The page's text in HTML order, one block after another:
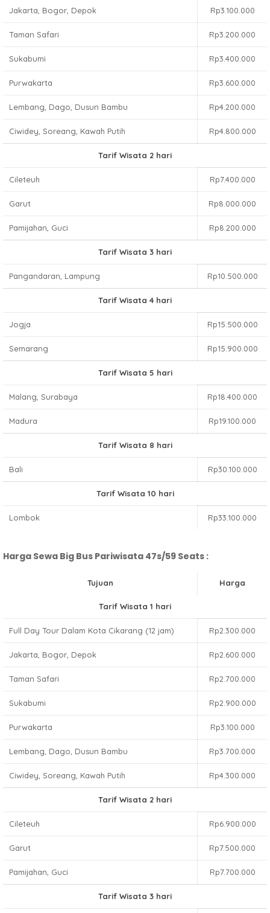
Jakarta, Bogor, Depok Rp3.100.000
Taman Safari Rp3.200.000
Sukabumi Rp3.400.000
Purwakarta Rp3.600.000
Lembang, Dago, Dusun Bambu Rp4.200.000
Ciwidey, Soreang, Kawah Putih Rp4.800.000
Tarif Wisata 2 hari
Cileteuh Rp7.400.000
Garut Rp8.000.000
Pamijahan, Guci Rp8.200.000
Tarif Wisata 3 hari
Pangandaran, Lampung Rp10.500.000
Tarif Wisata 4 hari
Jogja Rp15.500.000
Semarang Rp15.900.000
Tarif Wisata 5 hari
Malang, Surabaya Rp18.400.000
Madura Rp19.100.000
Tarif Wisata 8 hari
Bali Rp30.100.000
Tarif Wisata 10 hari
Lombok Rp33.100.000
Harga Sewa Big Bus Pariwisata 47s/59 Seats :
Tujuan Harga
Tarif Wisata 1 hari
Full Day Tour Dalam Kota Cikarang (12 jam) Rp2.300.000
Jakarta, Bogor, Depok Rp2.600.000
Taman Safari Rp2.700.000
Sukabumi Rp2.900.000
Purwakarta Rp3.100.000
Lembang, Dago, Dusun Bambu Rp3.700.000
Ciwidey, Soreang, Kawah Putih Rp4.300.000
Tarif Wisata 2 hari
Cileteuh Rp6.900.000
Garut Rp7.500.000
Pamijahan, Guci Rp7.700.000
Tarif Wisata 3 hari